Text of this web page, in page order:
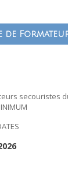
Formateur
secouristes